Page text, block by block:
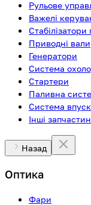
Рульове
Важелі
Стабілізатори
Приводні вали
Генератори
Система
Стартери
Паливна
Система
Інші
Назад
Оптика
Фари